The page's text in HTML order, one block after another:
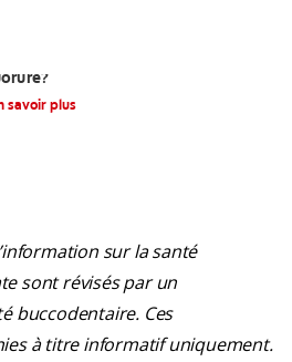
savoir plus
sur la santé
sont révisés par un
buccodentaire. Ces
à titre informatif uniquement.